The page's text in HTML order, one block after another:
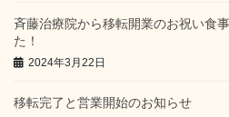
斉藤治療院から移転開業のお祝い食
た！
2024年3月22日
移転完了と営業開始のお知らせ